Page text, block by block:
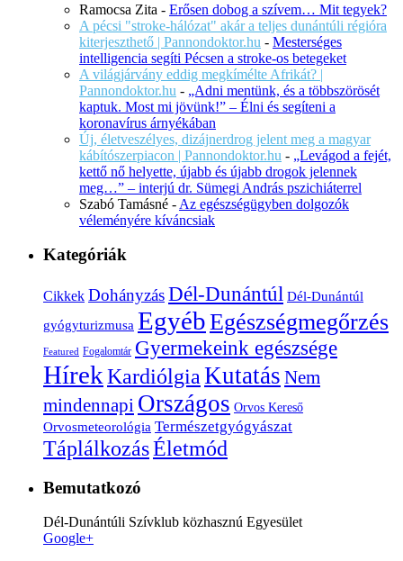
Ramocsa Zita - Erősen dobog a szívem… Mit tegyek?
A pécsi "stroke-hálózat" akár a teljes dunántúli régióra
kiterjeszthető | Pannondoktor.hu - Mesterséges
intelligencia segíti Pécsen a stroke-os betegeket
A világjárvány eddig megkímélte Afrikát? |
Pannondoktor.hu - „Adni mentünk, és a többszörösét
kaptuk. Most mi jövünk!” – Élni és segíteni a
koronavírus árnyékában
Új, életveszélyes, dizájnerdrog jelent meg a magyar
kábítószerpiacon | Pannondoktor.hu - „Levágod a fejét,
kettő nő helyette, újabb és újabb drogok jelennek
meg…” – interjú dr. Sümegi András pszichiáterrel
Szabó Tamásné - Az egészségügyben dolgozók
véleményére kíváncsiak
Kategóriák
Cikkek DohányzásDél-Dunántúl Dél-Dunántúl
gyógyturizmusa EgyébEgészségmegőrzés
Featured Fogalomtár Gyermekeink egészsége
HírekKardiólgia Kutatás Nem
mindennapi Országos Orvos Kereső
Orvosmeteorológia Természetgyógyászat
TáplálkozásÉletmód
Bemutatkozó
Dél-Dunántúli Szívklub közhasznú Egyesület
Google+